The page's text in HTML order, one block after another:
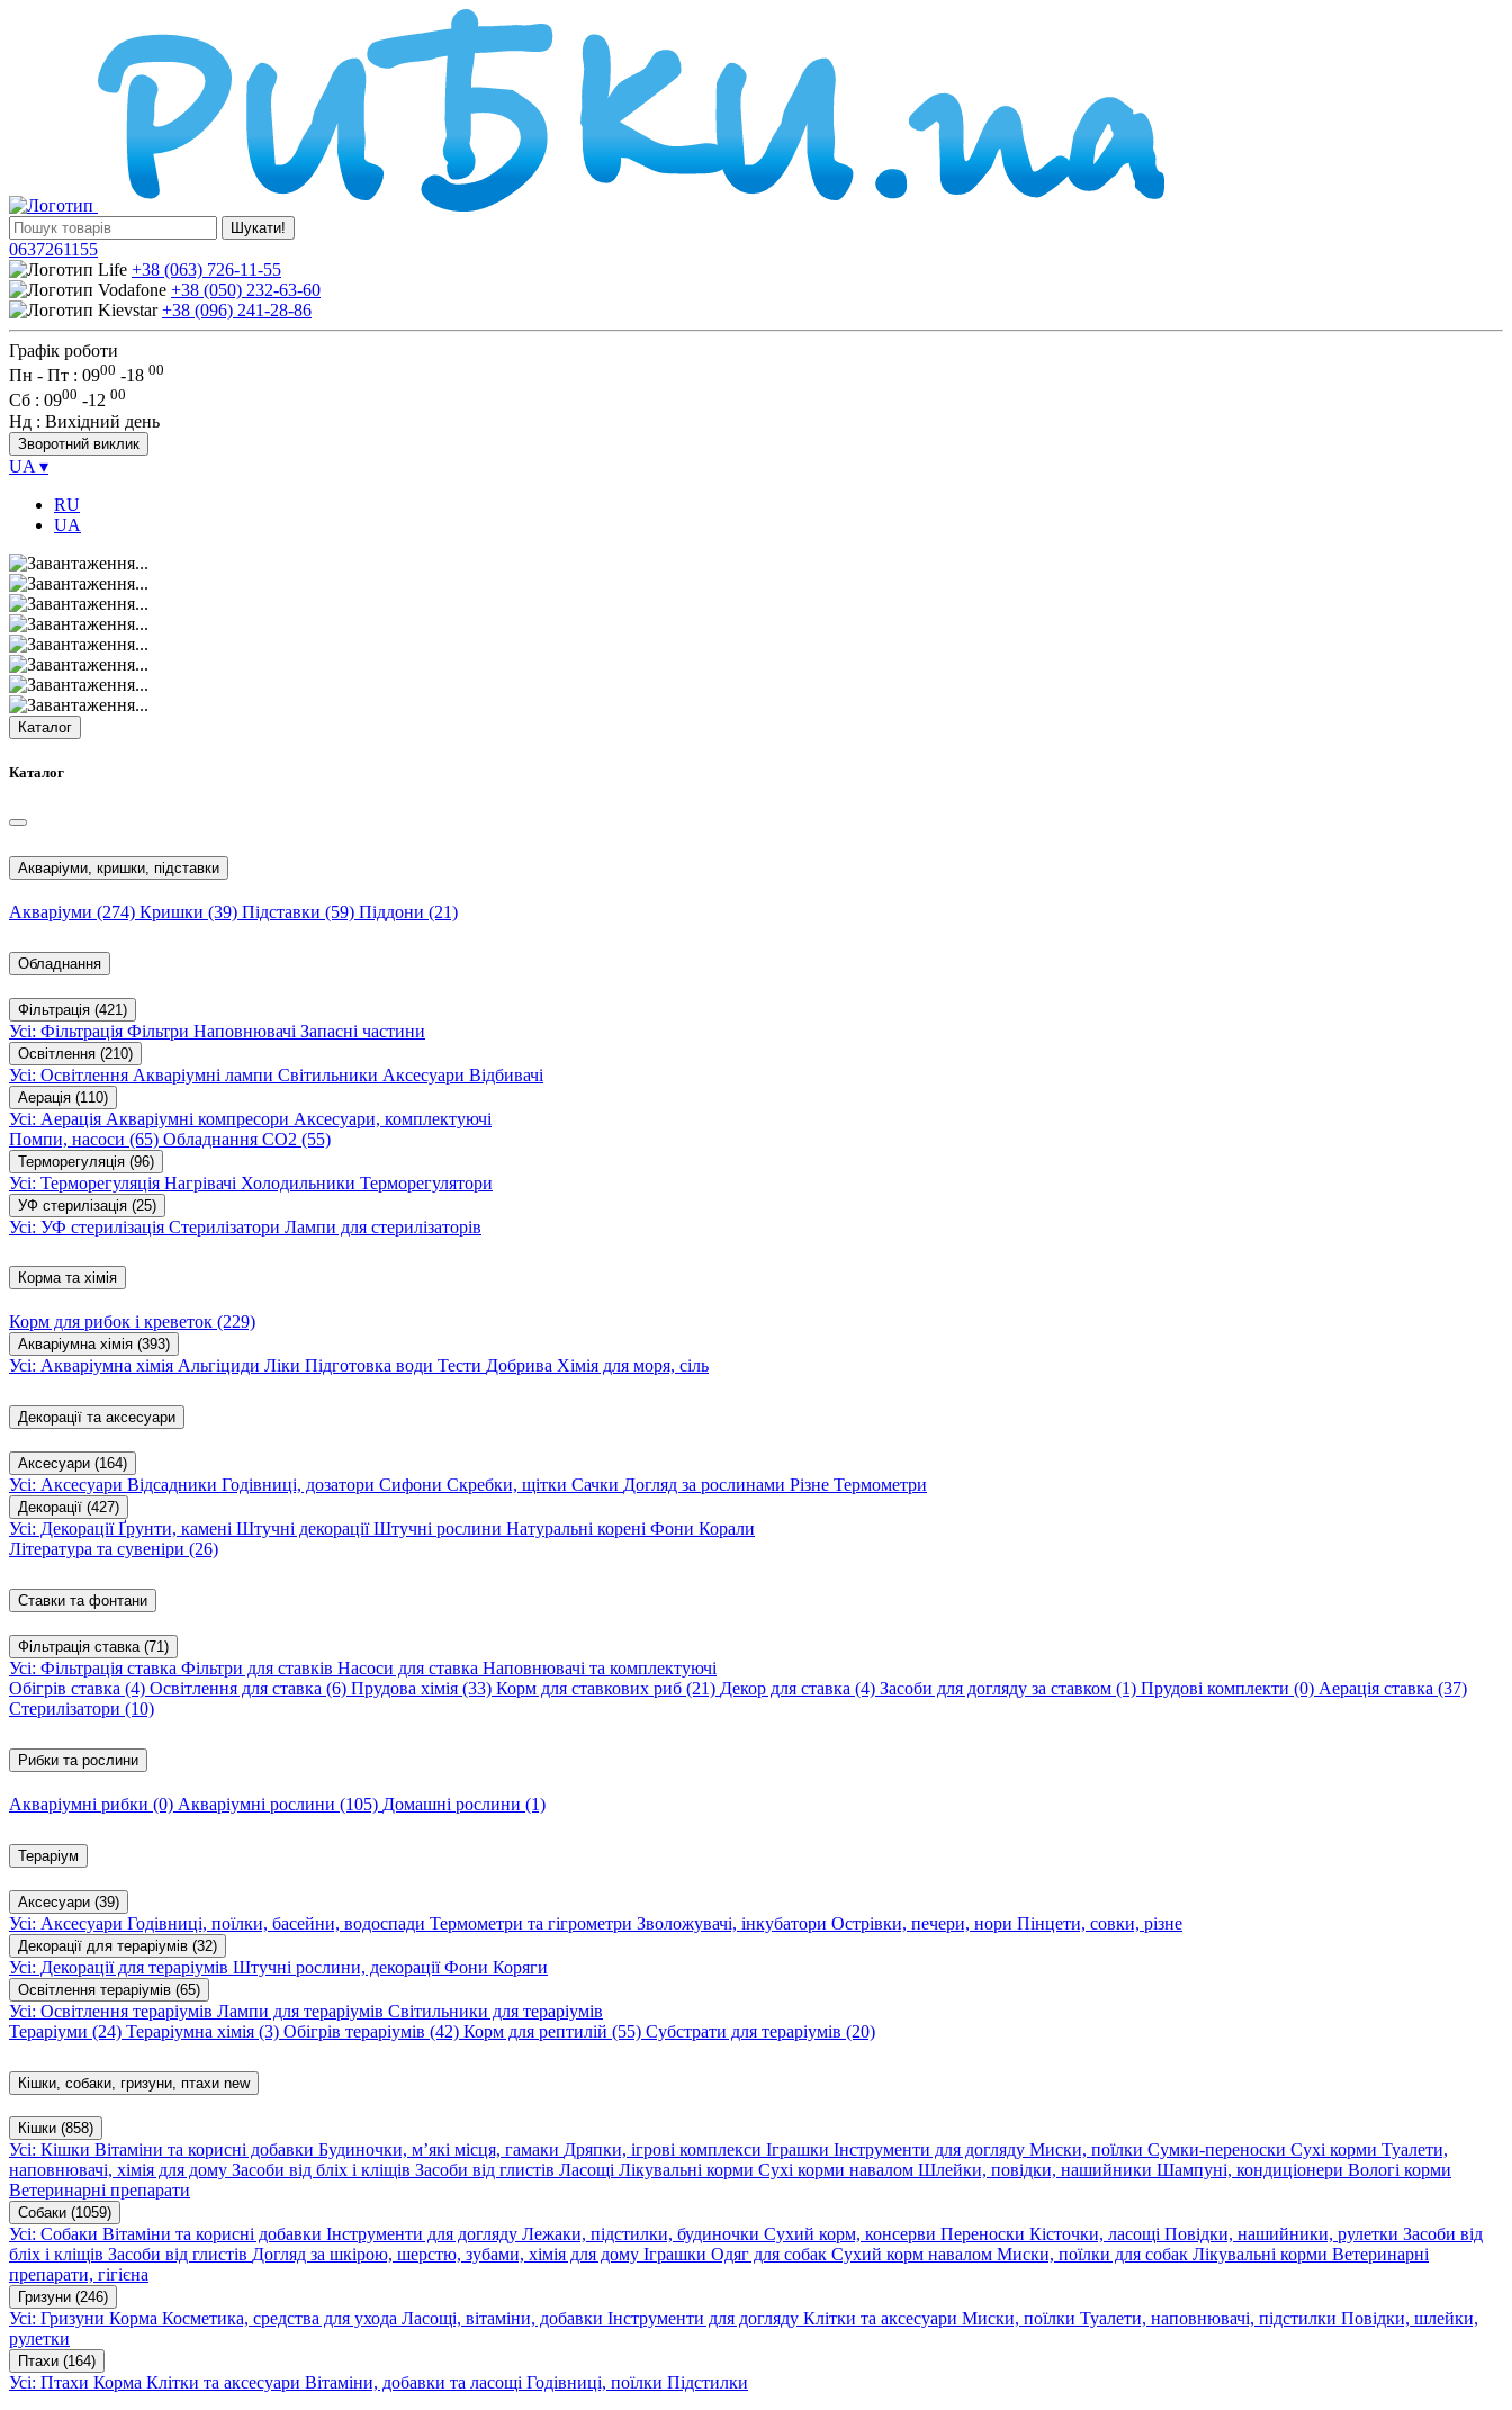
Шукати!
0637261155
+38 (063) 726-11-55
+38 (050) 232-63-60
+38 (096) 241-28-86
Графік роботи
Пн - Пт : 0900 -18 00
Сб : 0900 -12 00
Нд : Вихідний день
Зворотний виклик
UA ▾
RU
UA
Каталог
Каталог
Акваріуми, кришки, підставки
Акваріуми (274) Кришки (39) Підставки (59) Піддони (21)
Обладнання
Фільтрація (421)
Усі: Фільтрація Фільтри Наповнювачі Запасні частини
Освітлення (210)
Усі: Освітлення Акваріумні лампи Світильники Аксесуари Відбивачі
Аерація (110)
Усі: Аерація Акваріумні компресори Аксесуари, комплектуючі
Помпи, насоси (65) Обладнання CO2 (55)
Терморегуляція (96)
Усі: Терморегуляція Нагрівачі Холодильники Терморегулятори
УФ стерилізація (25)
Усі: УФ стерилізація Стерилізатори Лампи для стерилізаторів
Корма та хімія
Корм для рибок і креветок (229)
Акваріумна хімія (393)
Усі: Акваріумна хімія Альгіциди Ліки Підготовка води Тести Добрива Хімія для моря, сіль
Декорації та аксесуари
Аксесуари (164)
Усі: Аксесуари Відсадники Годівниці, дозатори Сифони Скребки, щітки Сачки Догляд за рослинами Різне Термометри
Декорації (427)
Усі: ДекораціїҐрунти, камені Штучні декораціїШтучні рослини Натуральні корені Фони Корали
Література та сувеніри (26)
Ставки та фонтани
Фільтрація ставка (71)
Усі: Фільтрація ставка Фільтри для ставків Насоси для ставка Наповнювачі та комплектуючі
Обігрів ставка (4) Освітлення для ставка (6) Прудова хімія (33) Корм для ставкових риб (21) Декор для ставка (4) Засоби для догляду за ставком (1) Прудові комплекти (0) Аерація ставка (37)
Стерилізатори (10)
Рибки та рослини
Акваріумні рибки (0) Акваріумні рослини (105) Домашні рослини (1)
Тераріум
Аксесуари (39)
Усі: Аксесуари Годівниці, поїлки, басейни, водоспади Термометри та гігрометри Зволожувачі, інкубатори Острівки, печери, нори Пінцети, совки, різне
Декорації для тераріумів (32)
Усі: Декорації для тераріумів Штучні рослини, декораціїФони Коряги
Освітлення тераріумів (65)
Усі: Освітлення тераріумів Лампи для тераріумів Світильники для тераріумів
Тераріуми (24) Тераріумна хімія (3) Обігрів тераріумів (42) Корм для рептилій (55) Субстрати для тераріумів (20)
Кішки, собаки, гризуни, птахи new
Кішки (858)
Усі: Кішки Вітаміни та корисні добавки Будиночки, м’які місця, гамаки Дряпки, ігрові комплекси Іграшки Інструменти для догляду Миски, поїлки Сумки-переноски Сухі корми Туалети,
наповнювачі, хімія для дому Засоби від бліх і кліщів Засоби від глистів Ласощі Лікувальні корми Сухі корми навалом Шлейки, повідки, нашийники Шампуні, кондиціонери Вологі корми
Ветеринарні препарати
Собаки (1059)
Усі: Собаки Вітаміни та корисні добавки Інструменти для догляду Лежаки, підстилки, будиночки Сухий корм, консерви Переноски Кісточки, ласощі Повідки, нашийники, рулетки Засоби від
бліх і кліщів Засоби від глистів Догляд за шкірою, шерстю, зубами, хімія для дому Іграшки Одяг для собак Сухий корм навалом Миски, поїлки для собак Лікувальні корми Ветеринарні
препарати, гігієна
Гризуни (246)
Усі: Гризуни Корма Косметика, средства для ухода Ласощі, вітаміни, добавки Інструменти для догляду Клітки та аксесуари Миски, поїлки Туалети, наповнювачі, підстилки Повідки, шлейки,
рулетки
Птахи (164)
Усі: Птахи Корма Клітки та аксесуари Вітаміни, добавки та ласощі Годівниці, поїлки Підстилки